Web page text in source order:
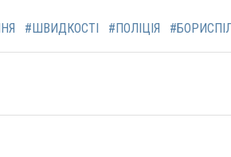
#ШВИДКОСТІ #ПОЛІЦІЯ